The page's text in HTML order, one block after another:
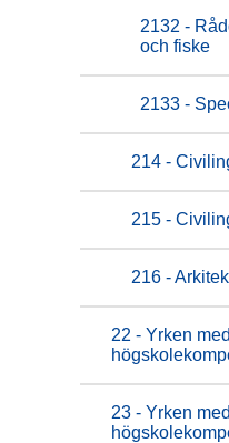
2132 -
och fiske
2133 -
214 -
215 -
216 -
22 - Yrken
23 - Yrken